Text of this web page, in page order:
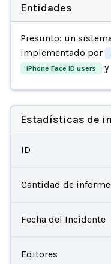
Entidades
Presunto: un
implementado por
iPhone Face ID users y
Estadísticas de
ID
Cantidad de
Fecha del Incidente
Editores